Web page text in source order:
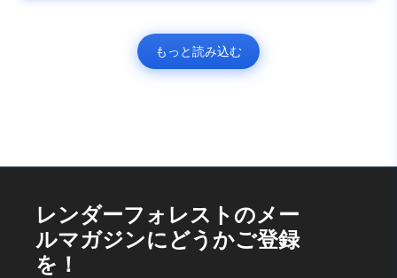
もっと読み込む
レンダーフォレストのメー
ルマガジンにどうかご登録
を！